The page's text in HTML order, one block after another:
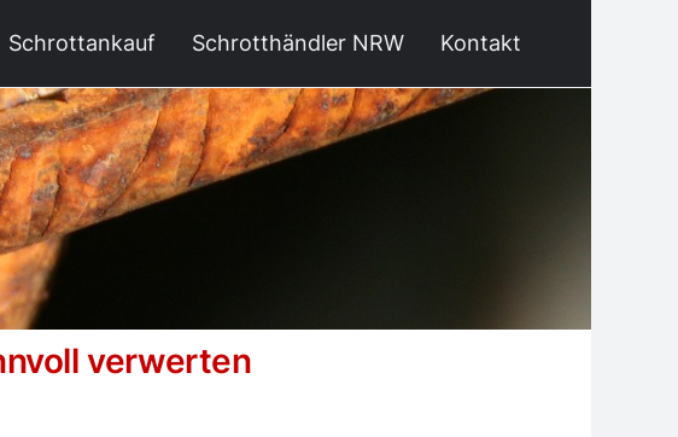
Schrottankauf Schrotthändler NRW Kontakt
verwerten